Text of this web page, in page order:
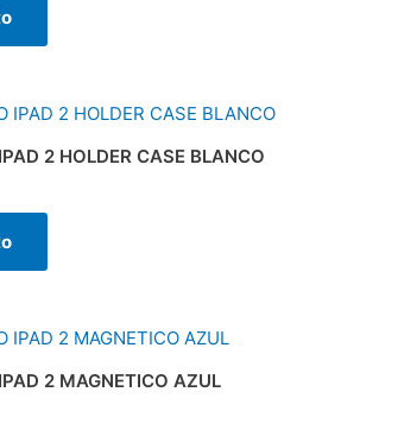
2 HOLDER CASE BLANCO
2 MAGNETICO AZUL